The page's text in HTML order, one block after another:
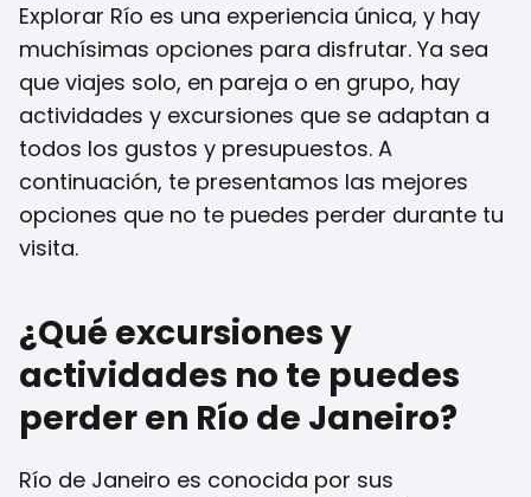
Explorar Río es una experiencia única, y hay
muchísimas opciones para disfrutar. Ya sea
que viajes solo, en pareja o en grupo, hay
actividades y excursiones que se adaptan a
todos los gustos y presupuestos. A
continuación, te presentamos las mejores
opciones que no te puedes perder durante tu
visita.
¿Qué excursiones y
actividades no te puedes
perder en Río de Janeiro?
Río de Janeiro es conocida por sus